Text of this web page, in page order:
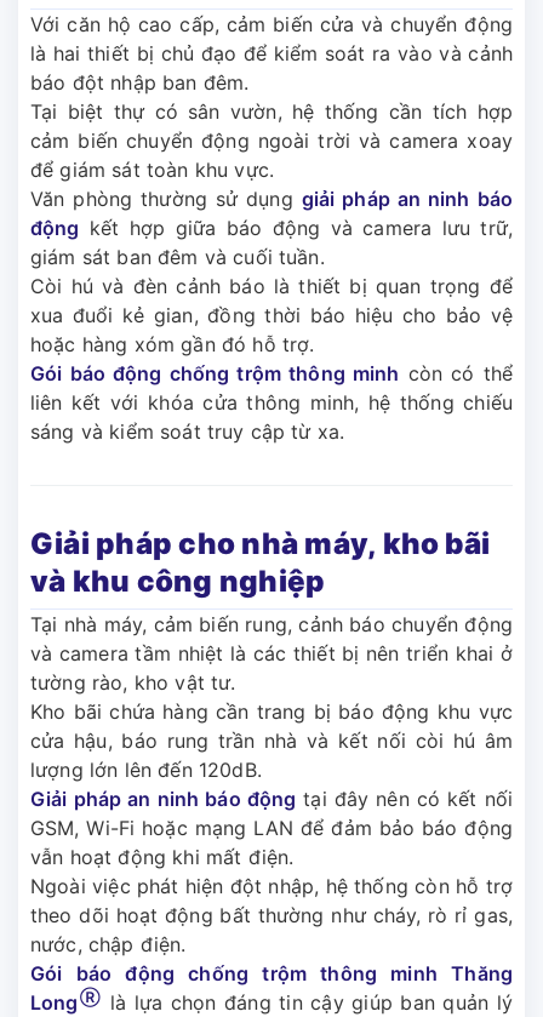
Với căn hộ cao cấp, cảm biến cửa và chuyển động
là hai thiết bị chủ đạo để kiểm soát ra vào và cảnh
báo đột nhập ban đêm.
Tại biệt thự có sân vườn, hệ thống cần tích hợp
cảm biến chuyển động ngoài trời và camera xoay
để giám sát toàn khu vực.
Văn phòng thường sử dụng giải pháp an ninh báo
động kết hợp giữa báo động và camera lưu trữ,
giám sát ban đêm và cuối tuần.
Còi hú và đèn cảnh báo là thiết bị quan trọng để
xua đuổi kẻ gian, đồng thời báo hiệu cho bảo vệ
hoặc hàng xóm gần đó hỗ trợ.
Gói báo động chống trộm thông minh còn có thể
liên kết với khóa cửa thông minh, hệ thống chiếu
sáng và kiểm soát truy cập từ xa.
Giải pháp cho nhà máy, kho bãi
và khu công nghiệp
Tại nhà máy, cảm biến rung, cảnh báo chuyển động
và camera tầm nhiệt là các thiết bị nên triển khai ở
tường rào, kho vật tư.
Kho bãi chứa hàng cần trang bị báo động khu vực
cửa hậu, báo rung trần nhà và kết nối còi hú âm
lượng lớn lên đến 120dB.
Giải pháp an ninh báo động tại đây nên có kết nối
GSM, Wi-Fi hoặc mạng LAN để đảm bảo báo động
vẫn hoạt động khi mất điện.
Ngoài việc phát hiện đột nhập, hệ thống còn hỗ trợ
theo dõi hoạt động bất thường như cháy, rò rỉ gas,
nước, chập điện.
Gói báo động chống trộm thông minh Thăng
Long Ⓡ là lựa chọn đáng tin cậy giúp ban quản lý